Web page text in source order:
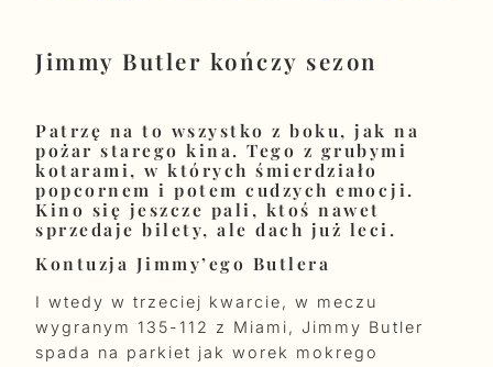
Jimmy Butler kończy sezon
Patrzę na to wszystko z boku, jak na
pożar starego kina. Tego z grubymi
kotarami, w których śmierdziało
popcornem i potem cudzych emocji.
Kino się jeszcze pali, ktoś nawet
sprzedaje bilety, ale dach już leci.
Kontuzja Jimmy’ego Butlera
I wtedy w trzeciej kwarcie, w meczu
wygranym 135-112 z Miami, Jimmy Butler
spada na parkiet jak worek mokrego